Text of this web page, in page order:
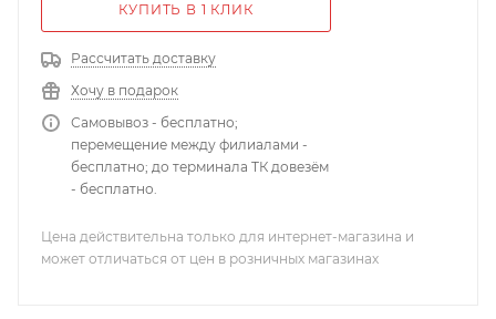
КУПИТЬ В 1 КЛИК
Рассчитать доставку
Хочу в подарок
Самовывоз - бесплатно;
перемещение между филиалами -
бесплатно; до терминала ТК довезём
- бесплатно.
Цена действительна только для интернет-магазина и
может отличаться от цен в розничных магазинах